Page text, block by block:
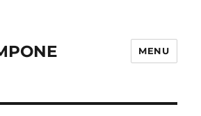
MENU